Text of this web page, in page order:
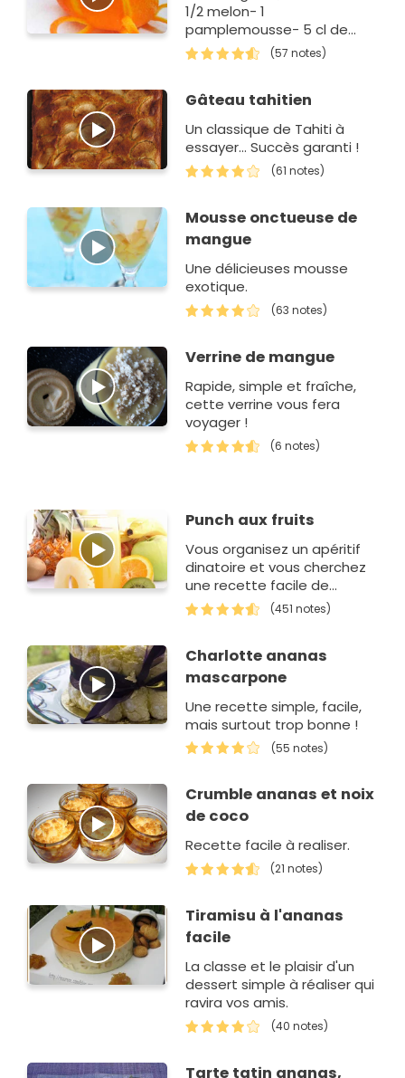
1/2 melon- 1
pamplemousse- 5 cl de
cognac
(57 notes)
Gâteau tahitien
Un classique de Tahiti à
essayer... Succès garanti !
(61 notes)
Mousse onctueuse de
mangue
Une délicieuses mousse
exotique.
(63 notes)
Verrine de mangue
Rapide, simple et fraîche,
cette verrine vous fera
voyager !
(6 notes)
Punch aux fruits
Vous organisez un apéritif
dinatoire et vous cherchez
une recette facile de
cocktail fait maison ? Cette
recette de punch aux fruits
(451 notes)
Charlotte ananas
mascarpone
Une recette simple, facile,
mais surtout trop bonne !
(55 notes)
Crumble ananas et noix
de coco
Recette facile à realiser.
(21 notes)
Tiramisu à l'ananas
facile
La classe et le plaisir d'un
dessert simple à réaliser qui
ravira vos amis.
(40 notes)
Tarte tatin ananas,